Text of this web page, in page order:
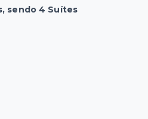
sendo 4 Suítes